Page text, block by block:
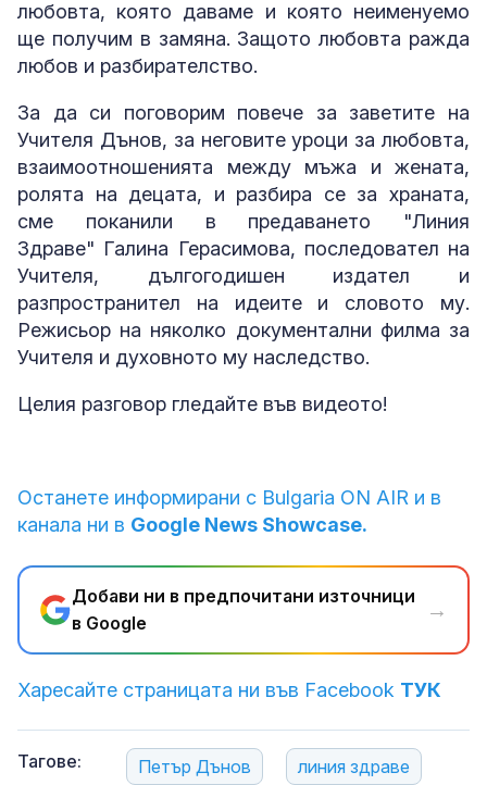
любовта, която даваме и която неименуемо
ще получим в замяна. Защото любовта ражда
любов и разбирателство.
За да си поговорим повече за заветите на
Учителя Дънов, за неговите уроци за любовта,
взаимоотношенията между мъжа и жената,
ролята на децата, и разбира се за храната,
сме поканили в предаването "Линия
Здраве" Галина Герасимова, последовател на
Учителя, дългогодишен издател и
разпространител на идеите и словото му.
Режисьор на няколко документални филма за
Учителя и духовното му наследство.
Целия разговор гледайте във видеото!
Останете информирани с Bulgaria ON AIR и в
канала ни в Google News Showcase.
Добави ни в предпочитани източници
в Google
→
Харесайте страницата ни във Facebook ТУК
Тагове: Петър Дънов линия здраве